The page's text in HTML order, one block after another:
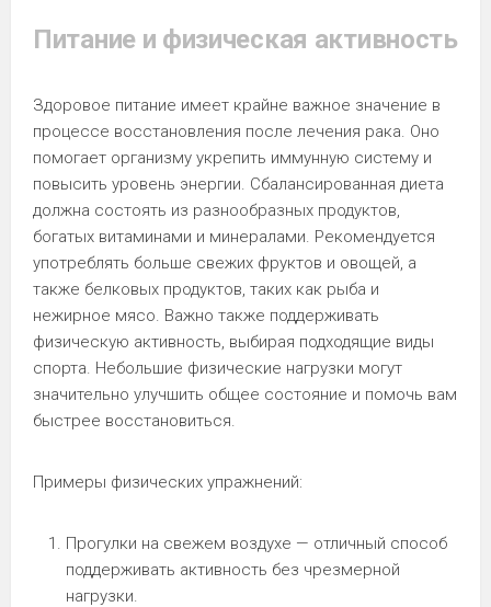
Питание и физическая активность
Здоровое питание имеет крайне важное значение в
процессе восстановления после лечения рака. Оно
помогает организму укрепить иммунную систему и
повысить уровень энергии. Сбалансированная диета
должна состоять из разнообразных продуктов,
богатых витаминами и минералами. Рекомендуется
употреблять больше свежих фруктов и овощей, а
также белковых продуктов, таких как рыба и
нежирное мясо. Важно также поддерживать
физическую активность, выбирая подходящие виды
спорта. Небольшие физические нагрузки могут
значительно улучшить общее состояние и помочь вам
быстрее восстановиться.
Примеры физических упражнений:
Прогулки на свежем воздухе — отличный способ
поддерживать активность без чрезмерной
нагрузки.